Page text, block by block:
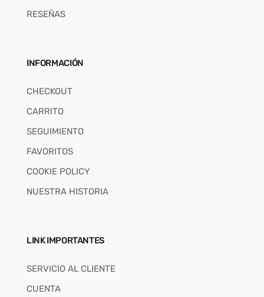
RESEÑAS
INFORMACIÓN
CHECKOUT
CARRITO
SEGUIMIENTO
FAVORITOS
COOKIE POLICY
NUESTRA HISTORIA
LINK IMPORTANTES
SERVICIO AL CLIENTE
CUENTA